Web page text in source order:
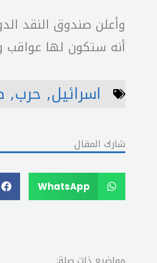
وأعلن صندوق النقد
أنه ستكون لها عواقب
اسرائيل, حرب,
شارك المقال
WhatsApp